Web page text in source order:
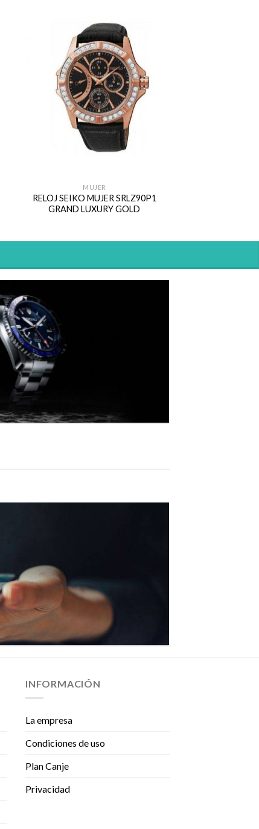
MUJER
RELOJ SEIKO MUJER SRLZ90P1
GRAND LUXURY GOLD
INFORMACIÓN
La empresa
Condiciones de uso
Plan Canje
Privacidad